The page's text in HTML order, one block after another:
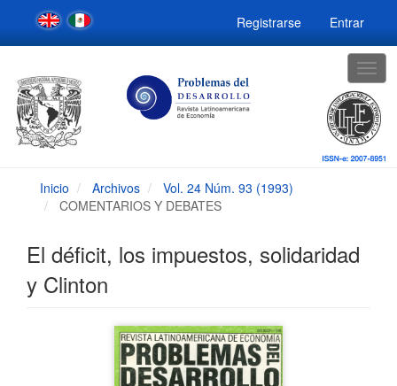
Navegación
principal
Contenido
Barra
lateral
Registrarse Entrar
Inicio Archivos
Vol. 24 Núm. 93 (1993)
COMENTARIOS Y DEBATES
El déficit, los impuestos, solidaridad
y Clinton